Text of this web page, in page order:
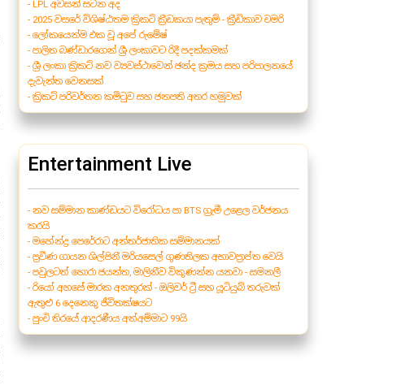
- LPL අවසන් සටන අද
- 2025 වසරේ විශිෂ්ඨතම ක්‍රිකට් ක්‍රීඩකයා පැතුම් - ක්‍රීඩිකාව චමරි
- ලෝකයෙන්ම එක වූ අපේ රුමේෂ්
- පාලිත බණ්ඩාරගෙන් ශ්‍රී ලංකාවට රිදී පදක්කමක්
- ශ්‍රී ලංකා ක්‍රිකට් නව ව්‍යවස්ථාවෙන් ඡන්ද ක්‍රමය සහ පරිපාලනයේ
දැවැන්ත වෙනසක්
- ක්‍රිකට් පරිවර්තන කමිටුව සහ ජනපති අතර හමුවක්
Entertainment Live
- නව සම්මාන කාණ්ඩයට විරෝධය පා BTS ග්‍රැමී උළෙල වර්ජනය
කරයි
- මහේන්ද්‍ර පෙරේරාට අන්තර්ජාතික සම්මානයක්
- ප්‍රවීණ ගායන ශිල්පිනී මරියසෙල් ගුණතිලක අභාවප්‍රාප්ත වෙයි
- පවුලටත් හොරා ජයන්ත, මාලිනීව විකුණන්න යනවා - සමනලී
- රියෝ අහසේ මාරක අනතුරක් - ඔලිවර් ට්‍රී සහ යූටියුබ් තරුවක්
ඇතුළු 6 දෙනෙකු ජීවිතක්ෂයට
- පුංචි තිරයේ ආදරණීය අත්අම්මාට 99යි